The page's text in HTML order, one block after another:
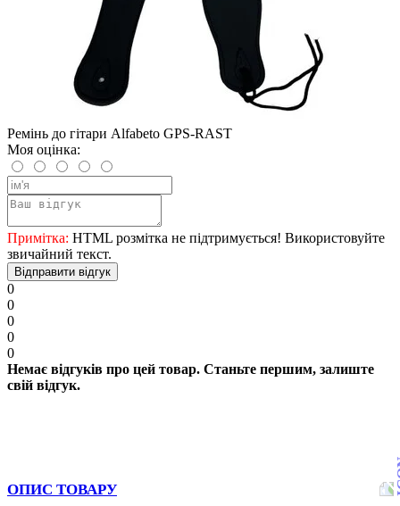
Ремінь дo гітари Alfabeto GPS-RAST
Моя оцінка:
Примітка: HTML розмітка не підтримується! Використовуйте
звичайний текст.
Відправити відгук
0
0
0
0
0
Немає відгуків про цей товар. Станьте першим, залиште
свій відгук.
ОПИС ТОВАРУ